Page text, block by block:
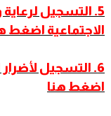
5. التسجيل لرعاية
الاجتماعية اضغط
6. التسجيل
اضغط هنا